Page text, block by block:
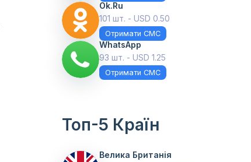
Ok.ru
101 шт. - USD 0.50
Отримати СМС
WhatsApp
93 шт. - USD 1.25
Отримати СМС
Топ-5 Країн
Велика Британія